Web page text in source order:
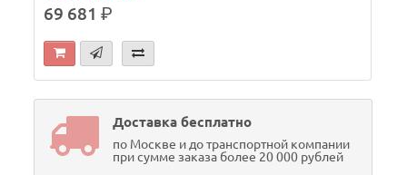
69 681р.
Доставка бесплатно
по Москве и до транспортной компании
при сумме заказа более 20 000 рублей